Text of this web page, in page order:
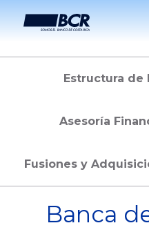
Banca
Estructura de
Asesoría
Fusiones y
Banca